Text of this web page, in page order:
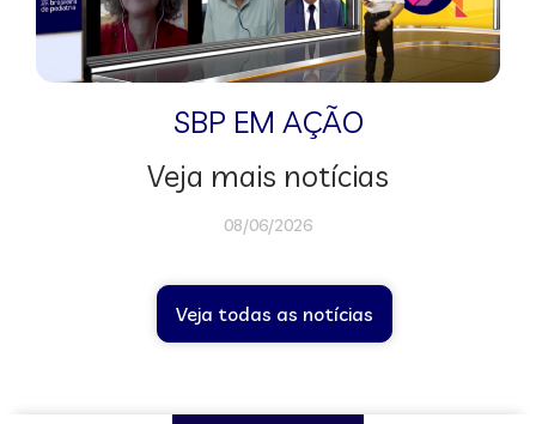
SBP EM AÇÃO
Veja mais notícias
08/06/2026
Veja todas as notícias